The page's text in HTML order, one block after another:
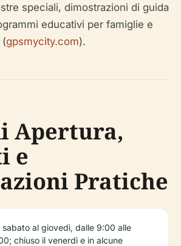
speciali, dimostrazioni di guida
educativi per famiglie e
(gpsmycity.com).
Apertura,
e
Pratiche
sabato al giovedì, dalle 9:00 alle
chiuso il venerdì e in alcune